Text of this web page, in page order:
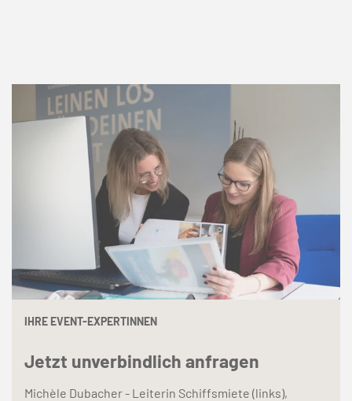
IHRE EVENT-EXPERTINNEN
Jetzt unverbindlich anfragen
Michèle Dubacher - Leiterin Schiffsmiete (links),